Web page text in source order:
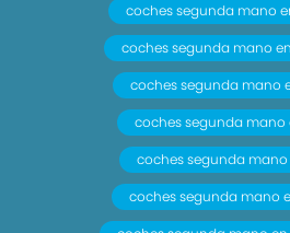
coches segunda mano
coches segunda mano
coches segunda mano
coches segunda mano
coches segunda
coches segunda mano